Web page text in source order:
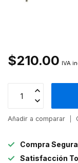
$210.00 IVA
Añadir a comparar
Compra Segura
Satisfacción